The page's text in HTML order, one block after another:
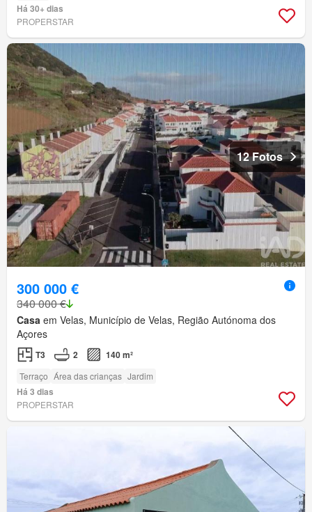
Há 30+ dias
PROPERSTAR
12 Fotos
300 000 €
340 000 €
Casa em Velas, Município de Velas, Região Autónoma dos
Açores
T3 2 140 m²
Terraço Área das crianças Jardim
Há 3 dias
PROPERSTAR